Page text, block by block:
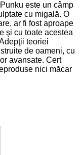
este un câmp
cu migală. O
ar fi fost aproape
şi cu toate acestea
teoriei
de oameni, cu
avansate. Cert
nici măcar